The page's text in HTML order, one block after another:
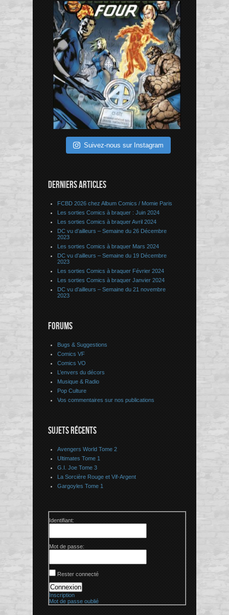
Suivez-nous sur Instagram
DERNIERS ARTICLES
FCBD 2026 chez Album Comics / Momie Paris
Les sorties Comics à braquer : Juin 2024
Les sorties Comics à braquer Avril 2024
DC vu d’ailleurs – Semaine du 26 Décembre
2023
Les sorties Comics à braquer Mars 2024
DC vu d’ailleurs – Semaine du 19 Décembre
2023
Les sorties Comics à braquer Février 2024
Les sorties Comics à braquer Janvier 2024
DC vu d’ailleurs – Semaine du 21 novembre
2023
FORUMS
Bugs & Suggestions
Comics VF
Comics VO
L’envers du décors
Musique & Radio
Pop Culture
Vos commentaires sur nos publications
SUJETS RÉCENTS
Avengers World Tome 2
Ultimates Tome 1
G.I. Joe Tome 3
La Sorcière Rouge et Vif-Argent
Gargoyles Tome 1
Identifiant:
Mot de passe:
Rester connecté
Connexion
Inscription
Mot de passe oublié